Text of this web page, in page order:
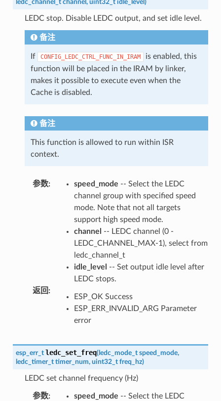
ledc_channel_t channel , uint32_t idle_level )
LEDC stop. Disable LEDC output, and set idle level.
备注
If CONFIG_LEDC_CTRL_FUNC_IN_IRAM
is enabled, this
function will be placed in the IRAM by linker,
makes it possible to execute even when the
Cache is disabled.
备注
This function is allowed to run within ISR
context.
参数: speed_mode -- Select the LEDC
channel group with specified speed
mode. Note that not all targets
support high speed mode.
channel
-- LEDC channel (0 -
LEDC_CHANNEL_MAX-1), select from
ledc_channel_t
idle_level
-- Set output idle level after
LEDC stops.
返回 :
ESP_OK Success
ESP_ERR_INVALID_ARG Parameter
error
esp_err_t ledc_set_freq(ledc_mode_t speed_mode,
ledc_timer_t timer_num, uint32_t freq_hz)
LEDC set channel frequency (Hz)
参数: speed_mode -- Select the LEDC